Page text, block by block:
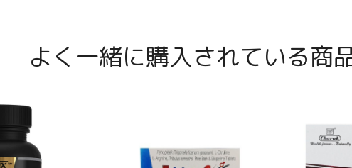
よく一緒に購入されている商